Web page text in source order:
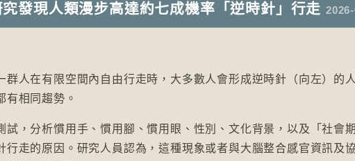
究發現人類漫步高達約七成機率「逆時針」行走
群人在有限空間內自由行走時，大多數人會形成逆時針（向左）的
有相同趨勢。
試，分析慣用手、慣用腳、慣用眼、性別、文化背景，以及「社會
行走的原因。研究人員認為，這種現象或者與大腦整合感官資訊及